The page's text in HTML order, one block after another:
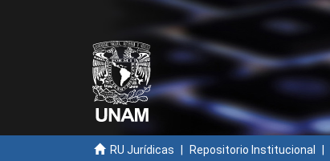
RU Jurídicas Repositorio Institucional